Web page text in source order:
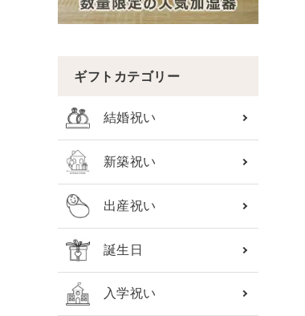
ギフトカテゴリー
結婚祝い
新築祝い
出産祝い
誕生日
入学祝い